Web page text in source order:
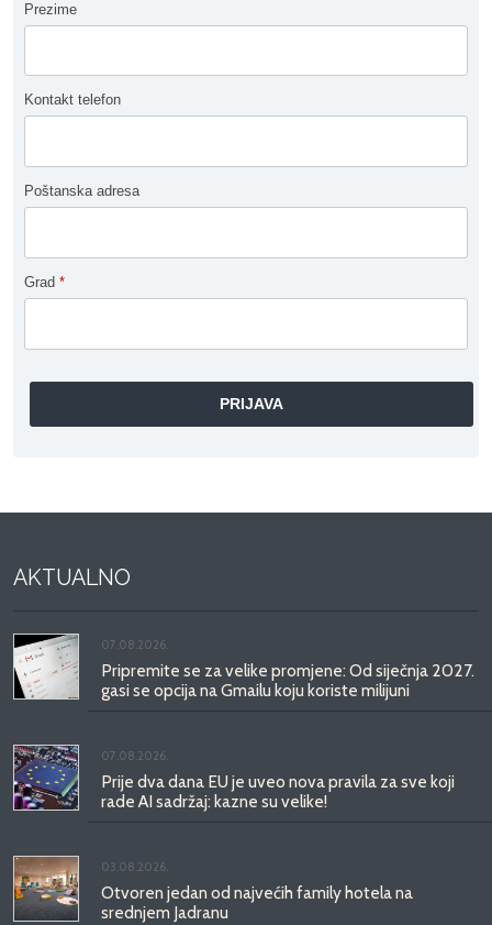
Prezime
Kontakt telefon
Poštanska adresa
Grad *
AKTUALNO
07.08.2026.
Pripremite se za velike promjene: Od siječnja 2027.
gasi se opcija na Gmailu koju koriste milijuni
07.08.2026.
Prije dva dana EU je uveo nova pravila za sve koji
rade AI sadržaj: kazne su velike!
03.08.2026.
Otvoren jedan od najvećih family hotela na
srednjem Jadranu